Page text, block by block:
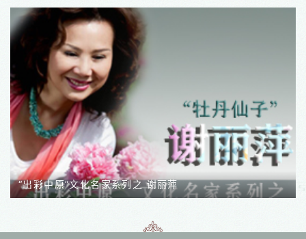
原”文化名家系列之 谢丽萍 “出彩中